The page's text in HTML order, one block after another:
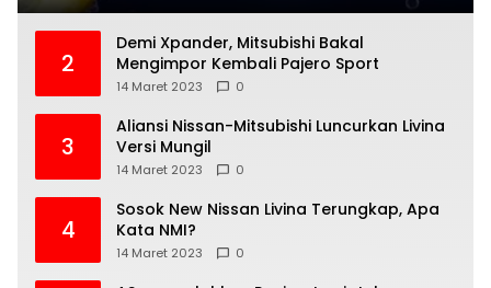
2
Demi Xpander, Mitsubishi Bakal
Mengimpor Kembali Pajero Sport
14 Maret 2023 0
3
Aliansi Nissan-Mitsubishi Luncurkan Livina
Versi Mungil
14 Maret 2023 0
4
Sosok New Nissan Livina Terungkap, Apa
Kata NMI?
14 Maret 2023 0